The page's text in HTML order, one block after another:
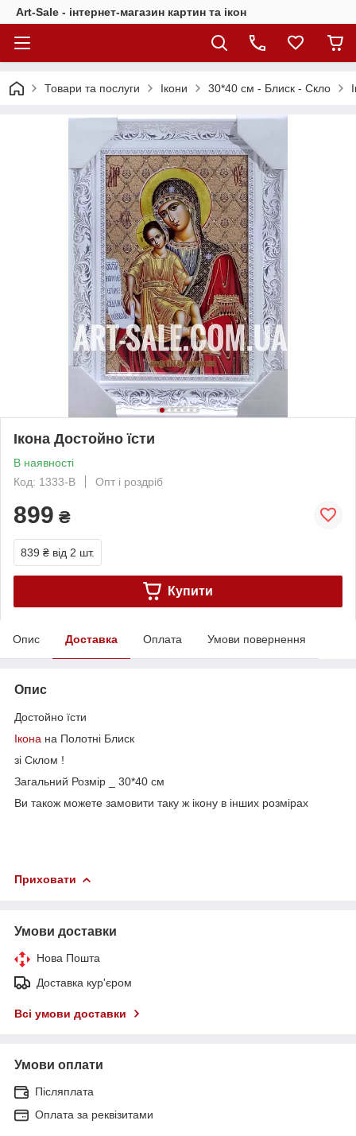
Art-Sale - інтернет-магазин картин та ікон
Товари та послуги Ікони 30*40 см - Блиск - Скло
Ікона Достойно їсти
В наявності
Код: 1333-B
Опт і роздріб
899 ₴
839 ₴ від 2 шт.
Купити
Опис Доставка Оплата Умови повернення
Опис
Достойно їсти
Ікона на Полотні Блиск
зі Склом !
Загальний Розмір _ 30*40 см
Ви також можете замовити таку ж ікону в інших розмірах
Приховати
Умови доставки
Нова Пошта
Доставка кур'єром
Всі умови доставки
Умови оплати
Післяплата
Оплата за реквізитами